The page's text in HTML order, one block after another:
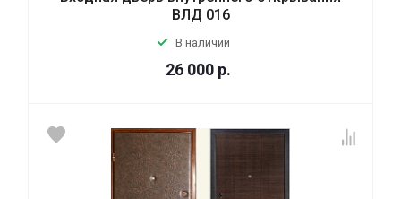
ВЛД 016
В наличии
26 000 р.